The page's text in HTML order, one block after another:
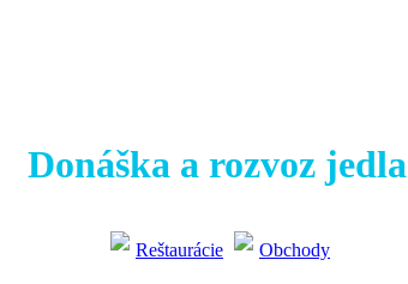
Donáška a rozvoz jedla
Reštaurácie Obchody